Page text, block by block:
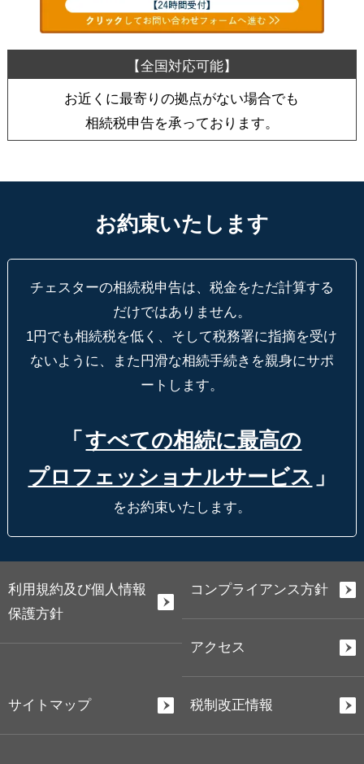
お近くに最寄りの拠点がない場合でも
相続税申告を承っております。
お約束いたします
チェスターの相続税申告は、税金をただ計算する
だけではありません。
1円でも相続税を低く、そして税務署に指摘を受け
ないように、
また円滑な相続手続きを親身にサポ
ートします。
「 すべての相続に最高の
プロフェッショナルサービス 」
をお約束いたします。
利用規約及び個人情報
保護方針
コンプライアンス方針
アクセス
サイトマップ 税制改正情報